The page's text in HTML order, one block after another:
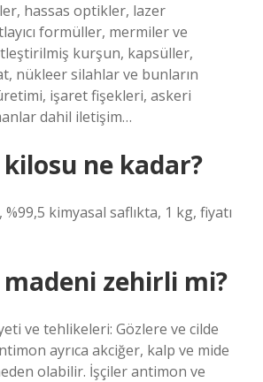
hassas optikler, lazer
formüller, mermiler ve
kurşun, kapsüller,
nükleer silahlar ve bunların
işaret fişekleri, askeri
dahil iletişim…
ne kadar?
kimyasal saflıkta, 1 kg, fiyatı
zehirli mi?
ve tehlikeleri: Gözlere ve cilde
ayrıca akciğer, kalp ve mide
olabilir. İşçiler antimon ve